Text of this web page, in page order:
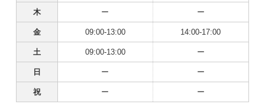
木 ー ー
金 09:00-13:00 14:00-17:00
土 09:00-13:00 ー
日 ー ー
祝 ー ー